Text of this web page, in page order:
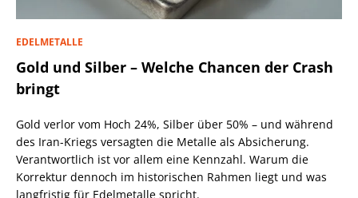
EDELMETALLE
Gold und Silber – Welche Chancen der Crash
bringt
Gold verlor vom Hoch 24%, Silber über 50% – und während
des Iran-Kriegs versagten die Metalle als Absicherung.
Verantwortlich ist vor allem eine Kennzahl. Warum die
Korrektur dennoch im historischen Rahmen liegt und was
langfristig für Edelmetalle spricht.